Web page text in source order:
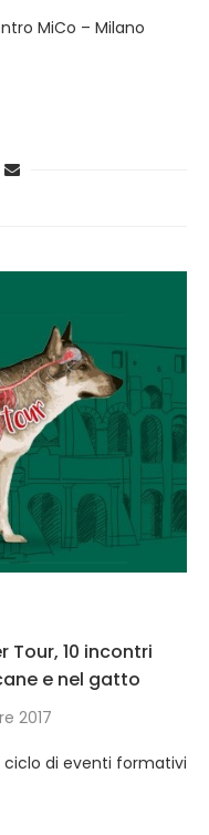
MiCo – Milano
Tour, 10 incontri
e nel gatto
2017
ciclo di eventi formativi